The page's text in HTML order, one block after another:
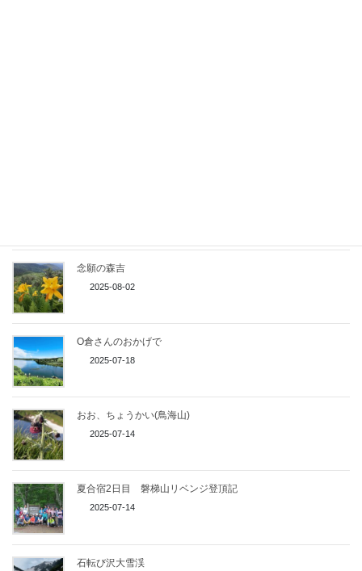
念願の森吉
2025-08-02
O倉さんのおかげで
2025-07-18
おお、ちょうかい(鳥海山)
2025-07-14
夏合宿2日目 磐梯山リベンジ登頂記
2025-07-14
石転び沢大雪渓